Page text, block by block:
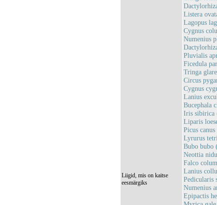
Liigid, mis on kaitse
eesmärgiks
Listera
Lagopus
Cygnus
Numenius
Pluvialis
Ficedula
Tringa
Circus
Cygnus
Lanius
Bucephala
Iris sibirica
Liparis
Picus
Lyrurus
Bubo bubo
Neottia
Falco
Lanius
Pedicularis
Numenius
Epipactis